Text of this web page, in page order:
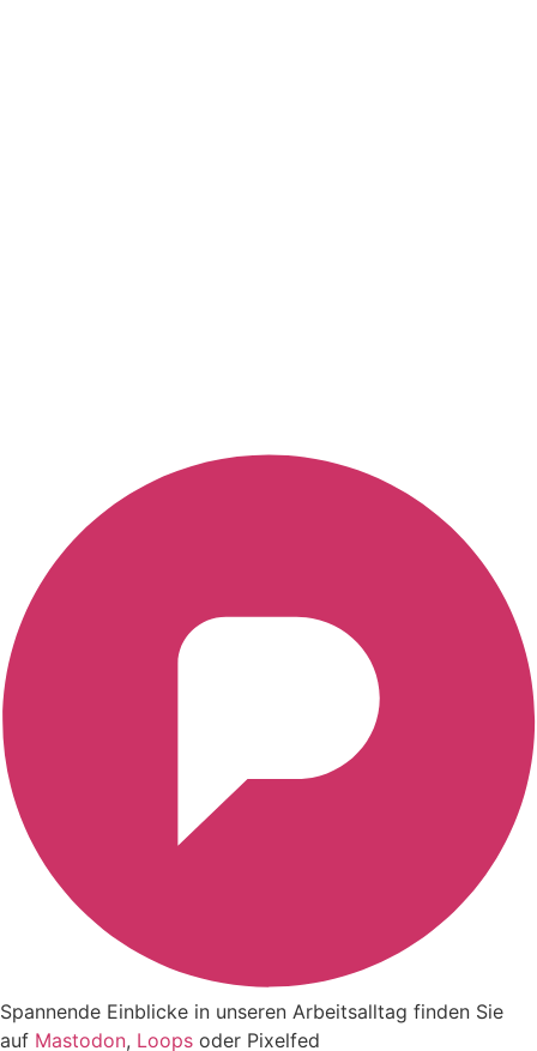
Spannende Einblicke in unseren Arbeitsalltag finden Sie
auf Mastodon, Loops oder Pixelfed